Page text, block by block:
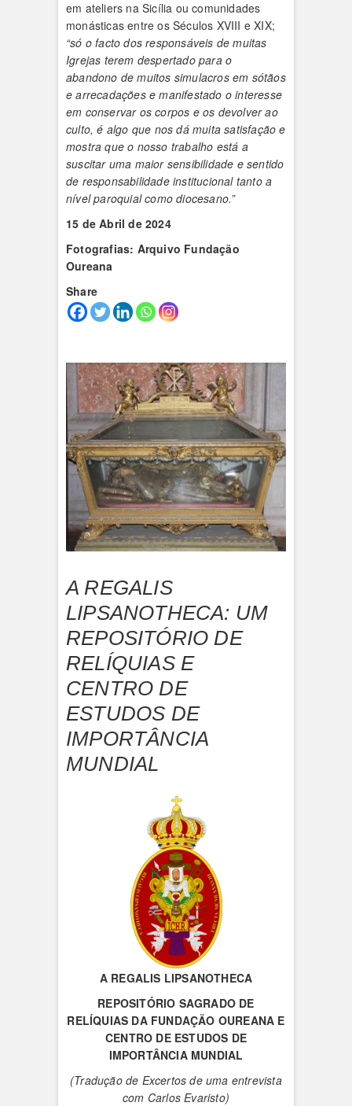
em ateliers na Sicília ou comunidades
monásticas entre os Séculos XVIII e XIX;
“só o facto dos responsáveis de muitas
Igrejas terem despertado para o
abandono de muitos simulacros em sótãos
e arrecadações e manifestado o interesse
em conservar os corpos e os devolver ao
culto, é algo que nos dá muita satisfação e
mostra que o nosso trabalho está a
suscitar uma maior sensibilidade e sentido
de responsabilidade institucional tanto a
nível paroquial como diocesano.”
15 de Abril de 2024
Fotografias: Arquivo Fundação
Oureana
Share
A REGALIS
LIPSANOTHECA: UM
REPOSITÓRIO DE
RELÍQUIAS E
CENTRO DE
ESTUDOS DE
IMPORTÂNCIA
MUNDIAL
A REGALIS LIPSANOTHECA
REPOSITÓRIO SAGRADO DE
RELÍQUIAS DA FUNDAÇÃO OUREANA E
CENTRO DE ESTUDOS DE
IMPORTÂNCIA MUNDIAL
(Tradução de Excertos de uma entrevista
com Carlos Evaristo)